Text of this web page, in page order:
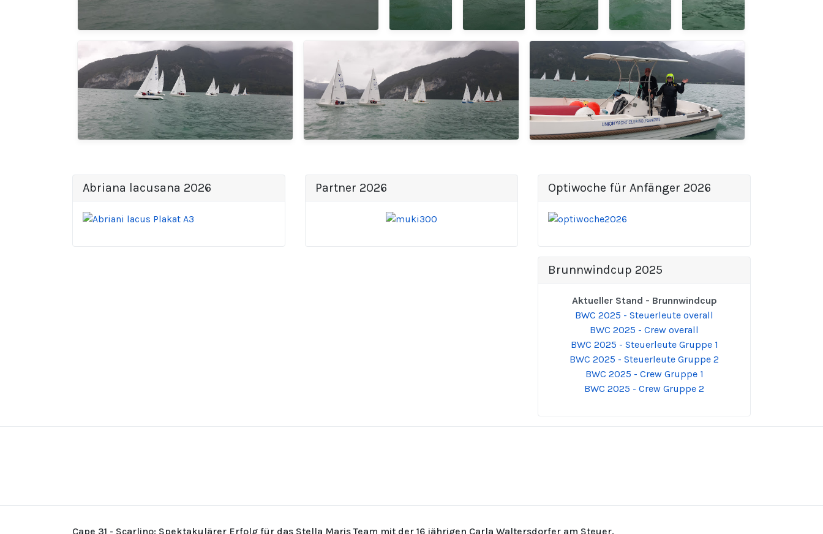
Abriana lacusana 2026 Partner 2026 Optiwoche für Anfänger 2026
Brunnwindcup 2025
Aktueller Stand - Brunnwindcup
BWC 2025 - Steuerleute overall
BWC 2025 - Crew overall
BWC 2025 - Steuerleute Gruppe 1
BWC 2025 - Steuerleute Gruppe 2
BWC 2025 - Crew Gruppe 1
BWC 2025 - Crew Gruppe 2
Cape 31 - Scarlino: Spektakulärer Erfolg für das Stella Maris Team mit der 16 jährigen Carla Waltersdorfer am Steuer.